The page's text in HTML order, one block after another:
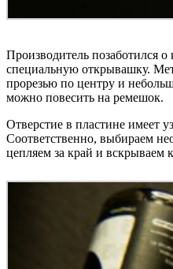
Производитель позаботился о
специальную открывашку.
прорезью по центру и
можно повесить на ремешок.
Отверстие в пластине имеет
Соответственно, выбираем
цепляем за край и вскрываем